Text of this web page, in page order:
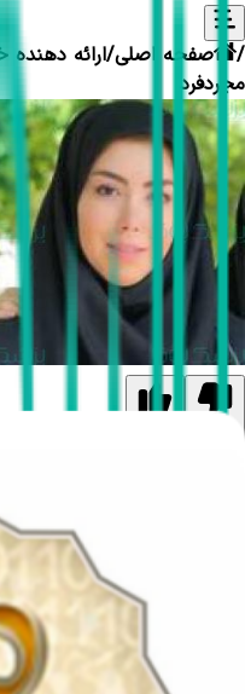
صفحه اصلی / ارائه/
مجردفرد
پزشک محدثه
مشاوره آنلاین